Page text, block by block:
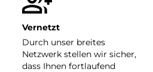
Vernetzt
Durch unser breites
Netzwerk stellen wir sicher,
dass Ihnen fortlaufend